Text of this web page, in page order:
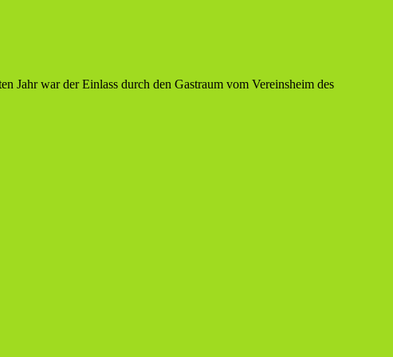
Jahr war der Einlass durch den Gastraum vom Vereinsheim des